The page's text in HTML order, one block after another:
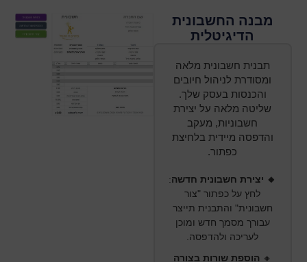
מבנה החשבונית
הדיגיטלית
תבנית חשבונית מלאה
ומסודרת לניהול חיובים
והכנסות בעסק שלך.
שליטה מלאה על יצירת
חשבוניות, מעקב
והדפסה מיידית בלחיצת
כפתור.
🔸 יצירת חשבונית חדשה:
לחץ על כפתור "צור
חשבונית" והתבנית תייצר
עבורך מסמך חדש ומוכן
לעריכה ולהדפסה.
🔸 הוספת שורות בצורה